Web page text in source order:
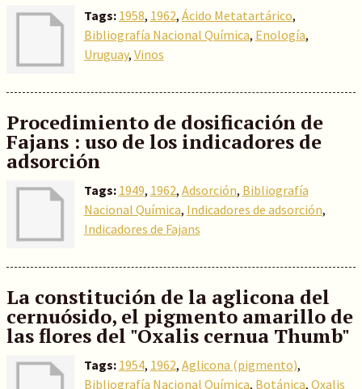
Tags: 1958, 1962, Ácido Metatartárico,
Bibliografía Nacional Química, Enología,
Uruguay, Vinos
Procedimiento de dosificación de
Fajans : uso de los indicadores de
adsorción
Tags: 1949, 1962, Adsorción, Bibliografía
Nacional Química, Indicadores de adsorción,
Indicadores de Fajans
La constitución de la aglicona del
cernuósido, el pigmento amarillo de
las flores del "Oxalis cernua Thumb"
Tags: 1954, 1962, Aglicona (pigmento),
Bibliografía Nacional Química, Botánica, Oxalis